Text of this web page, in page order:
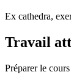
Ex cathedra,
Travail
Préparer le